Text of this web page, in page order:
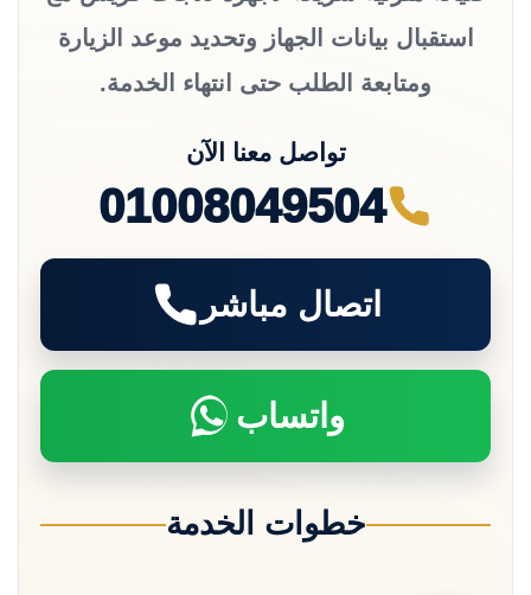
استقبال بيانات الجهاز وتحديد موعد الزيارة
ومتابعة الطلب حتى انتهاء الخدمة.
تواصل معنا الآن
01008049504
اتصال مباشر
واتساب
خطوات الخدمة